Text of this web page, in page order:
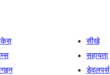
सीखे
सहायता
डेवलपर्स